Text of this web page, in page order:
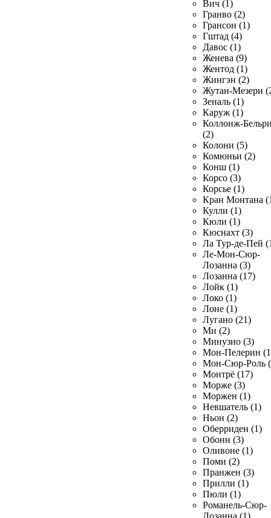
Вич (1)
Гранво (2)
Грансон (1)
Гштад (4)
Давос (1)
Женева (9)
Жентод (1)
Жингэн (2)
Жутан-Мезери
Зеналь (1)
Каруж (1)
Коллонж-
(2)
Колони (5)
Комюньи (2)
Конш (1)
Корсо (3)
Корсье (1)
Кран Монтана
Кулли (1)
Кюли (1)
Кюснахт (3)
Ла Тур-де-Пей
Ле-Мон-Сюр-
Лозанна (3)
Лозанна (17)
Лойк (1)
Локо (1)
Лоне (1)
Лугано (21)
Ми (2)
Минузио (3)
Мон-Пелерин
Мон-Сюр-Роль
Монтрё (17)
Морже (3)
Моржен (1)
Невшатель (1)
Ньон (2)
Оберриден (1)
Обонн (3)
Оливоне (1)
Поми (2)
Пранжен (3)
Прилли (1)
Пюли (1)
Романель-Сюр-
Лозанна (1)